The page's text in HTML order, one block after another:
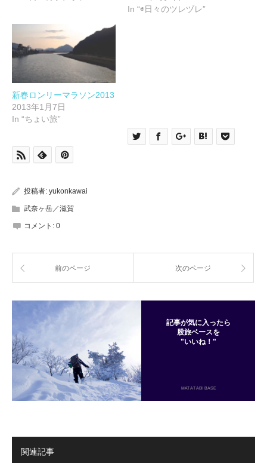
ウ
で
開
き
ま
In “◉日々のツレヅレ”
新春ロンリーマラソン2013
2013年1月7日
In “ちょい旅”
投稿者: yukonkawai
武奈ヶ岳／滋賀
コメント: 0
前のページ 次のページ
記事が気に入ったら
股旅ベースを
"いいね！"
MATATABI BASE
関連記事